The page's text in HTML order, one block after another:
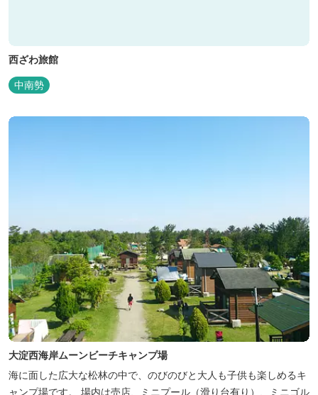
西ざわ旅館
中南勢
大淀西海岸ムーンビーチキャンプ場
海に面した広大な松林の中で、のびのびと大人も子供も楽しめるキ
ャンプ場です。 場内は売店、ミニプール（滑り台有り）、ミニゴル